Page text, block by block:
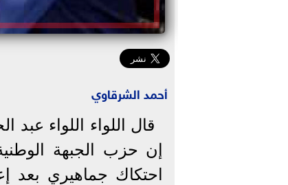
أحمد الشرقاوي
قال اللواء اللواء
إن حزب الجبهة
احتكاك جماهيري بعد